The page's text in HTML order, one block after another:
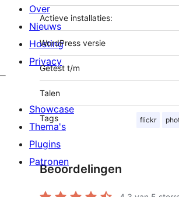
Actieve installaties:
WordPress versie
Getest t/m
Talen
Tags flickr
Beoordelingen
Over
Nieuws
Hosting
Privacy
Showcase
Thema's
Plugins
Patronen